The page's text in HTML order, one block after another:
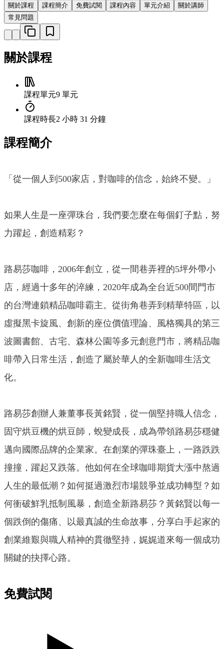
關於課程 課程簡介 免費試閱 課程內容 單元介紹
關於講師
常見問題
關於課程
課程單元9 單元
課程時長2 小時 31 分鐘
課程簡介
「從一個人到500家店，對咖啡的信念，始終不變。」
如果人生是一座彈珠台，我們要怎麼在每個釘子點，努
力躍起，創造精彩？
路易莎咖啡，2006年創立，從一間巷弄裡的5坪外帶小
店，經過十多年的淬練，2020年成為全台近500間門市
的台灣連鎖精品咖啡霸主。從街角巷弄到精華特區，以
虛擬黑卡旋風、創新的座位價值理論、風格獨具的第三
波圖書館、古宅、森林公園等多元創意門市，將精品咖
啡帶入日常生活，創造了屬於華人的全新咖啡生活文
化。
路易莎創辦人兼董事長黃銘賢，從一個堅持職人信念，
固守烘豆機的烘豆師，蛻變成長，成為帶領路易莎穩健
邁向國際品牌的企業家。在創業的彈珠臺上，一路跌跌
撞撞，躍起又跌落。他如何在全球咖啡期貨大漲中熬過
人生的最低潮？如何挺過激烈市場競爭並成功轉型？如
何衝破鮮乳抵制風暴，創造全新路易莎？黃銘賢以每一
個跌倒的傷痛、以最真誠的生命故事，分享白手起家的
創業維艱與職人精神的貫徹堅持，娓娓道來每一個成功
關鍵的抉擇心路。
免費試閱